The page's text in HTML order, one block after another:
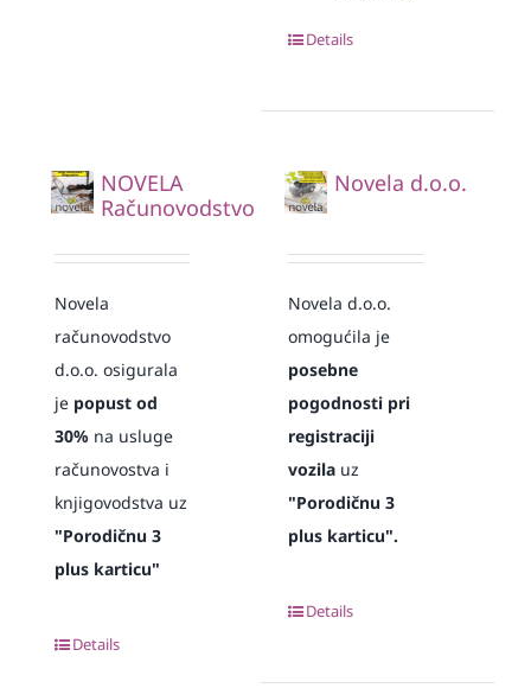
Details
NOVELA
Računovodstvo
Novela
računovodstvo
d.o.o. osigurala
je popust od
30%na usluge
računovostva i
knjigovodstva uz
"Porodičnu 3
plus karticu"
Details
Novela d.o.o.
Novela d.o.o.
omogućila je
posebne
pogodnosti pri
registraciji
vozila uz
"Porodičnu 3
plus karticu".
Details